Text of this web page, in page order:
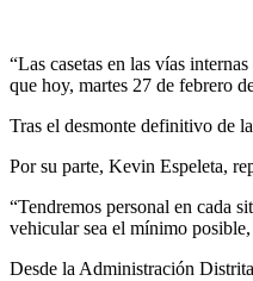
“Las casetas en las vías
que hoy, martes 27 de febrero
Tras el desmonte definitivo de
Por su parte, Kevin Espeleta,
“Tendremos personal en cada
vehicular sea el mínimo
Desde la Administración